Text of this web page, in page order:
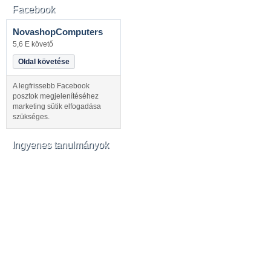
Facebook
NovashopComputers
5,6 E követő
Oldal követése
A legfrissebb Facebook
posztok megjelenítéséhez
marketing sütik elfogadása
szükséges.
Ingyenes tanulmányok